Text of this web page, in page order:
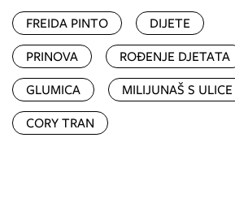
FREIDA PINTO
DIJETE
PRINOVA
ROĐENJE DJETATA
GLUMICA
MILIJUNAŠ S ULICE
CORY TRAN